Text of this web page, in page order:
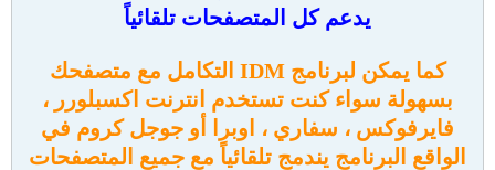
يدعم كل المتصفحات تلقائياً
كما يمكن لبرنامج IDM التكامل مع متصفحك
بسهولة سواء كنت تستخدم انترنت اكسبلورر ،
فايرفوكس ، سفاري ، اوبرا أو جوجل كروم في
الواقع البرنامج يندمج تلقائياً مع جميع المتصفحات